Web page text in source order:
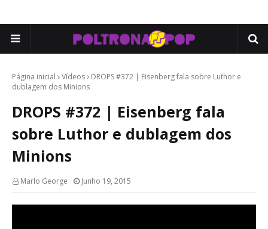
Página inicial Vídeos
DROPS #372 | Eisenberg fala sobre Luthor e
dublagem dos Minions
DROPS #372 | Eisenberg fala
sobre Luthor e dublagem dos
Minions
Marlo George Junho 19, 2015